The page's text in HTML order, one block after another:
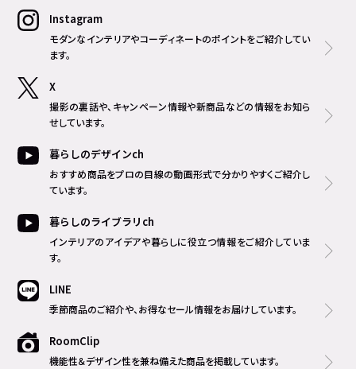
Instagram
モダンなインテリアやコーディネートのポイントをご紹介してい
ます。
X
撮影の裏話や、キャンペーン情報や新商品などの情報をお知ら
せしています。
暮らしのデザインch
おすすめ商品をプロの目線の動画形式で分かりやすくご紹介し
ています。
暮らしのライブラリch
インテリアのアイデアや暮らしに役立つ情報をご紹介していま
す。
LINE
季節商品のご紹介や、お得なセール情報をお届けしています。
RoomClip
機能性＆デザイン性を兼ね備えた商品を掲載しています。